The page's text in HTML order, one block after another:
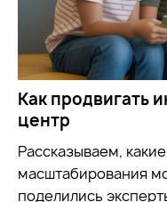
Как продвигать
центр
Рассказываем,
масштабирования
поделились